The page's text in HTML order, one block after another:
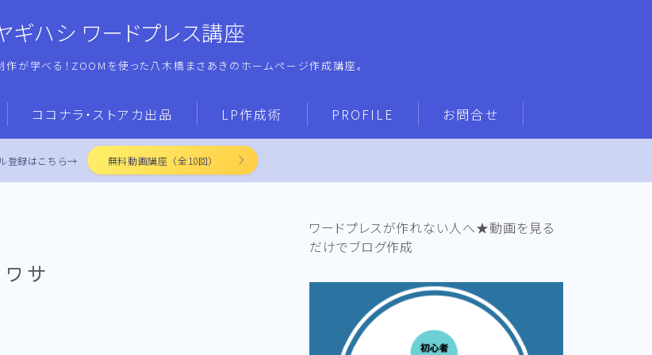
ギハシ ワードプレス講座
作が学べる！ZOOMを使った八木橋まさあきのホームページ作成講座。
ココナラ・ストアカ出品 LP作成術 PROFILE お問合せ
登録はこちら→ 無料動画講座（全10回）
サ
ワードプレスが作れない人へ★動画を見る
だけでブログ作成